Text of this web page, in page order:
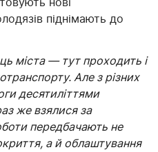
піднімають до
міста — тут проходить і
Але з різних
десятиліттями
же взялися за
передбачають не
а й облаштування